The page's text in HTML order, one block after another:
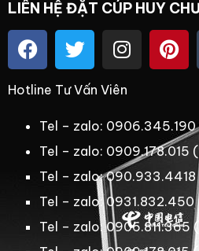
LIÊN HỆ ĐẶT CÚP HUY
Hotline Tư Vấn Viên
Tel – zalo: 0906.345.190
Tel – zalo: 0909.178.015
Tel – zalo: 090.933.4418
Tel – zalo: 0931.832.450
Tel – zalo: 0906.811.365